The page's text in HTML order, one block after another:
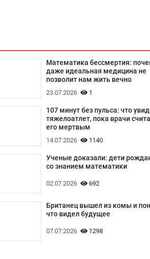
Математика бессмертия:
даже идеальная медицина не
позволит нам жить вечно
23.07.2026 1
107 минут без пульса: что
тяжелоатлет, пока врачи
его мертвым
14.07.2026 1140
Ученые доказали: дети
со знанием математики
02.07.2026 692
Британец вышел из комы и
что видел будущее
07.07.2026 1298